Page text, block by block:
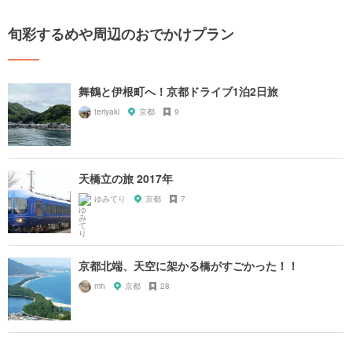
旬彩するめや周辺のおでかけプラン
舞鶴と伊根町へ！京都ドライブ1泊2日旅
teriyaki 京都 9
天橋立の旅 2017年
ゆみてり 京都 7
京都北端、天空に架かる橋がすごかった！！
mh 京都 28